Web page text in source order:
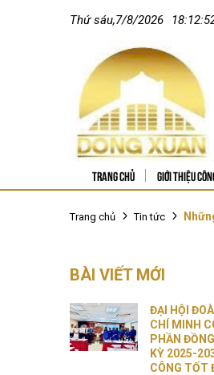
Thứ sáu,7/8/2026
Trang chủ Giới thiệu
Trang chủ Tin tức
BÀI VIẾT MỚI
ĐẠI HỘI
CHÍ MINH
PHẦN
KỲ 2025-
CÔNG TỐT